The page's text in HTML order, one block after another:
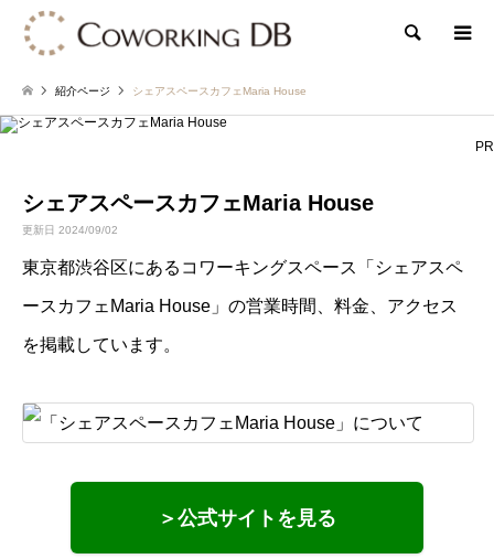
検索
紹介ページ シェアスペースカフェMaria House
PR
シェアスペースカフェMaria House
更新日 2024/09/02
東京都渋谷区にあるコワーキングスペース「シェアスペ
ースカフェMaria House」の営業時間、料金、アクセス
を掲載しています。
＞公式サイトを見る